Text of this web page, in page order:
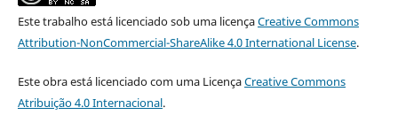
Este trabalho está licenciado sob uma licençaCreative Commons
Attribution-NonCommercial-ShareAlike 4.0 International License.
Este obra está licenciado com uma LicençaCreative Commons
Atribuição 4.0 Internacional.